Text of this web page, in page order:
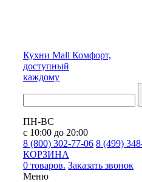
Кухни Mall Комфорт,
доступный
каждому
ПН-ВС
с 10:00 до 20:00
8 (800) 302-77-06 8 (499)
КОРЗИНА
0 товаров. Заказать звонок
Меню